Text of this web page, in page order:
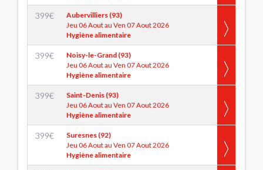
399€
Aubervilliers (93)
Jeu 06 Aout au Ven 07 Aout 2026
Hygiène alimentaire
399€
Noisy-le-Grand (93)
Jeu 06 Aout au Ven 07 Aout 2026
Hygiène alimentaire
399€
Saint-Denis (93)
Jeu 06 Aout au Ven 07 Aout 2026
Hygiène alimentaire
399€
Suresnes (92)
Jeu 06 Aout au Ven 07 Aout 2026
Hygiène alimentaire